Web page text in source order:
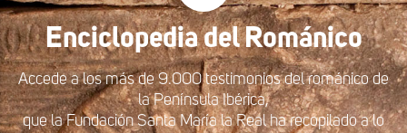
Enciclopedia delRománico
Accede a los más de 9.000 testimonios del románico de
la Península Ibérica,
que la Fundación Santa María la Real ha recopilado a lo